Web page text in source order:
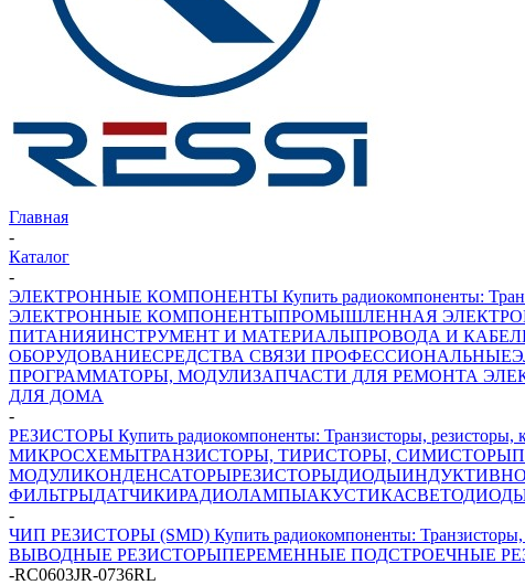
Главная
-
Каталог
-
ЭЛЕКТРОННЫЕ КОМПОНЕНТЫ Купить радиокомпоненты:
ЭЛЕКТРОННЫЕ КОМПОНЕНТЫПРОМЫШЛЕННАЯ
ПИТАНИЯИНСТРУМЕНТ И МАТЕРИАЛЫПРОВОДА И
ОБОРУДОВАНИЕСРЕДСТВА СВЯЗИ ПРОФЕССИОНАЛЬНЫЕ
ПРОГРАММАТОРЫ, МОДУЛИЗАПЧАСТИ ДЛЯ РЕМОНТА
ДЛЯ ДОМА
-
РЕЗИСТОРЫ Купить радиокомпоненты: Транзисторы, резисторы,
МИКРОСХЕМЫТРАНЗИСТОРЫ, ТИРИСТОРЫ, СИМИСТОРЫ
МОДУЛИКОНДЕНСАТОРЫРЕЗИСТОРЫДИОДЫ
ФИЛЬТРЫДАТЧИКИРАДИОЛАМПЫАКУСТИКА
-
ЧИП РЕЗИСТОРЫ (SMD) Купить радиокомпоненты: Транзисторы,
ВЫВОДНЫЕ РЕЗИСТОРЫПЕРЕМЕННЫЕ ПОДСТРОЕЧНЫЕ
-RC0603JR-0736RL